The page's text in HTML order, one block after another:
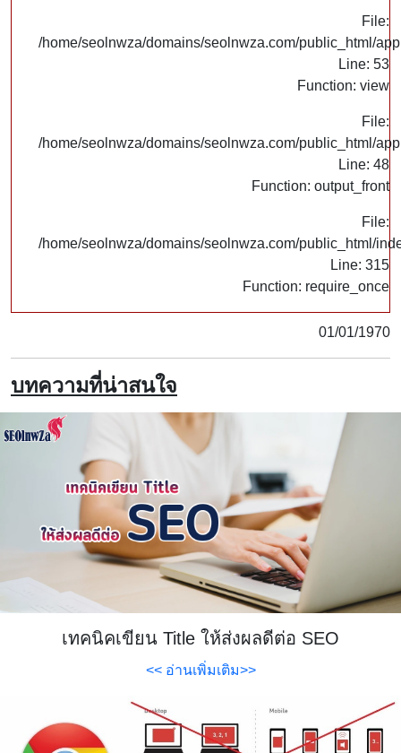
File:
/home/seolnwza/domains/seolnwza.com/public_html/
Line: 53
Function: view
File:
/home/seolnwza/domains/seolnwza.com/public_html/
Line: 48
Function: output_front
File:
/home/seolnwza/domains/seolnwza.com/public_html/
Line: 315
Function: require_once
01/01/1970
บทความที่น่าสนใจ
เทคนิคเขียน Title ให้ส่งผลดีต่อ SEO
<< อ่านเพิ่มเติม>>